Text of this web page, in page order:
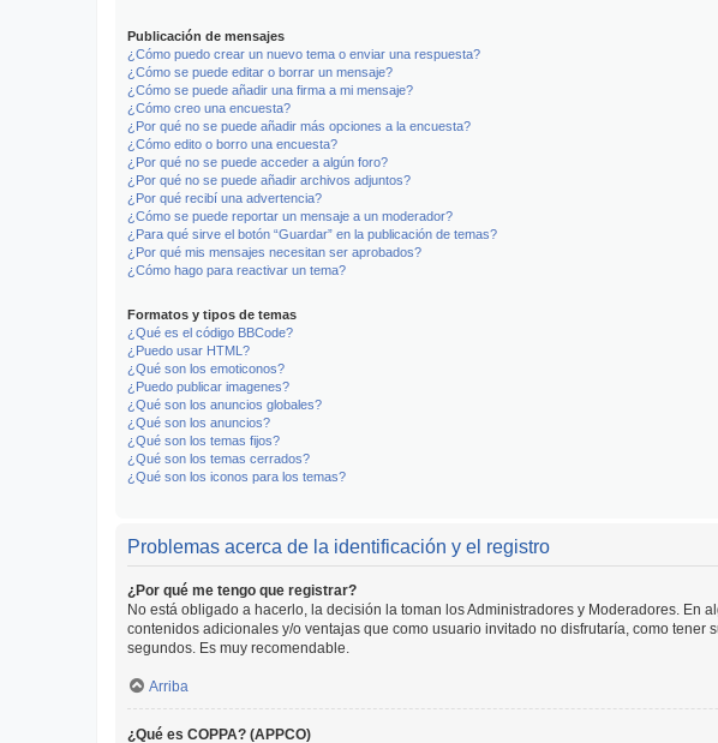
Publicación de mensajes
¿Cómo puedo crear un nuevo tema o enviar una respuesta?
¿Cómo se puede editar o borrar un mensaje?
¿Cómo se puede añadir una firma a mi mensaje?
¿Cómo creo una encuesta?
¿Por qué no se puede añadir más opciones a la encuesta?
¿Cómo edito o borro una encuesta?
¿Por qué no se puede acceder a algún foro?
¿Por qué no se puede añadir archivos adjuntos?
¿Por qué recibí una advertencia?
¿Cómo se puede reportar un mensaje a un moderador?
¿Para qué sirve el botón “Guardar” en la publicación de temas?
¿Por qué mis mensajes necesitan ser aprobados?
¿Cómo hago para reactivar un tema?
Formatos y tipos de temas
¿Qué es el código BBCode?
¿Puedo usar HTML?
¿Qué son los emoticonos?
¿Puedo publicar imagenes?
¿Qué son los anuncios globales?
¿Qué son los anuncios?
¿Qué son los temas fijos?
¿Qué son los temas cerrados?
¿Qué son los iconos para los temas?
Problemas acerca de la identificación y el registro
¿Por qué me tengo que registrar?
No está obligado a hacerlo, la decisión la toman los Administradores y Moderadores.
contenidos adicionales y/o ventajas que como usuario invitado no disfrutaría, como
segundos. Es muy recomendable.
Arriba
¿Qué es COPPA? (APPCO)